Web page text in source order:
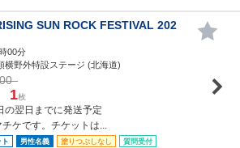
SUN ROCK FESTIVAL 202
00分
横野外特設ステージ (北海道)
1枚
の翌日までに発送予定
ケです。チケットは...
ト 男性名義 塗りつぶしなし 質問受付